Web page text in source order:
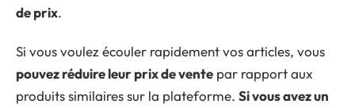
de prix.
Si vous voulez écouler rapidement vos articles, vous
pouvez réduire leur prix de vente par rapport aux
produits similaires sur la plateforme. Si vous avez un